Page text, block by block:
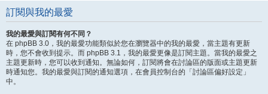
訂閱與我的最愛
我的最愛與訂閱有何不同？
在 phpBB 3.0，我的最愛功能類似於您在瀏覽器中的我的最愛，當主題有更新
時，您不會收到提示。而 phpBB 3.1，我的最愛更像是訂閱主題。當我的最愛之
主題更新時，您可以收到通知。無論如何，訂閱將會在討論區的版面或主題更新
時通知您。我的最愛與訂閱的通知選項，在會員控制台的「討論區偏好設定」
中。